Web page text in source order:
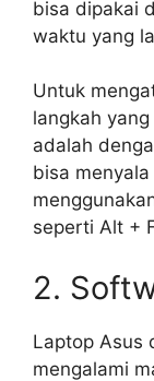
bisa dipakai
waktu yang
Untuk
langkah
adalah
bisa
seperti Alt +
2.
Laptop Asus
mengalami